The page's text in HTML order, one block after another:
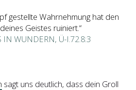
gestellte Wahrnehmung hat den
Geistes ruiniert.“
IN WUNDERN, Ü-I.72.8:3
sagt uns deutlich, dass dein Groll